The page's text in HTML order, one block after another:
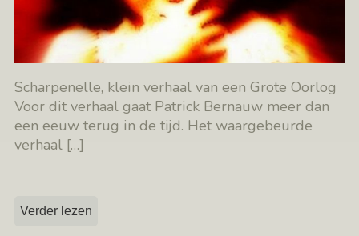
Scharpenelle, klein verhaal van een Grote Oorlog
Voor dit verhaal gaat Patrick Bernauw meer dan
een eeuw terug in de tijd. Het waargebeurde
verhaal […]
Verder lezen